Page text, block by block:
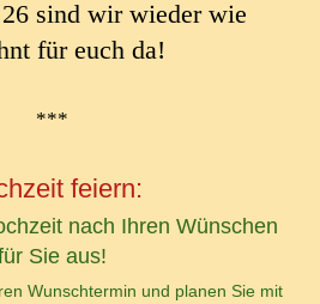
sind wir wieder wie
für euch da!
***
feiern:
nach Ihren Wünschen
Sie aus!
Wunschtermin und planen Sie mit